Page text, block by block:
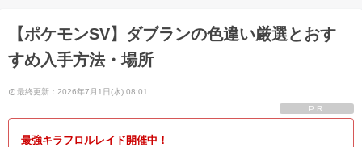
【ポケモンSV】ダブランの色違い厳選とおす
すめ入手方法・場所
最終更新：2026年7月1日(水) 08:01
PR
最強キラフロルレイド開催中！